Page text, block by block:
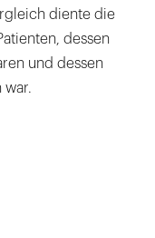
diente die
dessen
und dessen
war.